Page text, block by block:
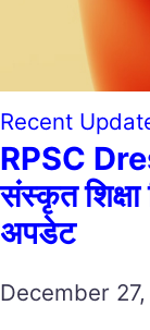
Recent
RPSC
संस्कृत
अपडेट
December